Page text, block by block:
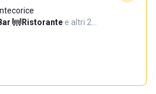
· Ristorante·e altri 2…